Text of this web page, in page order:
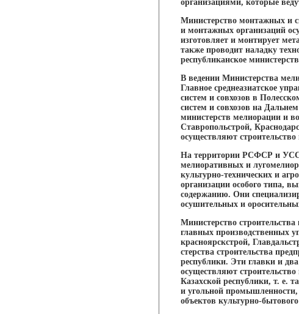
организациями, которые
Министерство монтажных и
и монтажных организаций
изготовляет и монтирует
также проводит наладку
республиканское
В ведении Министерства
Главное среднеазиатское
систем и совхозов в
систем и совхозов на
министерств мелиорации и
Ставропольстрой,
осуществляют строительство
На территории РСФСР и
мелиоративных и
культурно-технических и
организации особого типа,
содержанию. Они
осушительных и
Министерство
главных производственных
красноярскстрой,
стерства строительства
республики. Эти главки и
осуществляют
Казахской республики, т. е.
и угольной
объектов культурно-